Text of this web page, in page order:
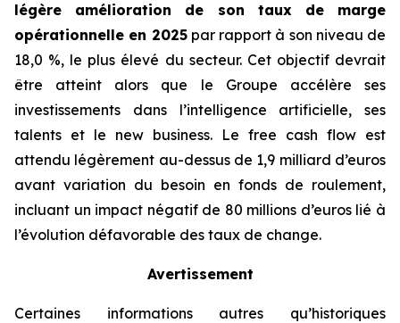
légère amélioration de son taux de marge
opérationnelle en 2025par rapport à son niveau de
18,0 %, le plus élevé du secteur. Cet objectif devrait
être atteint alors que le Groupe accélère ses
investissements dans l’intelligence artificielle, ses
talents et le new business. Le free cash flow est
attendu légèrement au-dessus de 1,9 milliard d’euros
avant variation du besoin en fonds de roulement,
incluant un impact négatif de 80 millions d’euros lié à
l’évolution défavorable des taux de change.
Avertissement
Certaines informations autres qu’historiques